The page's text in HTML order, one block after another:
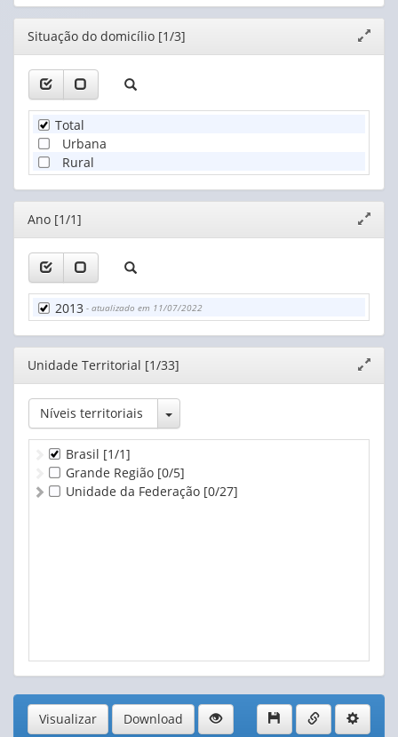
Editor
janela
Situação do domicílio [1/3]
Total
Urbana
Rural
Editor
janela
Ano [1/1]
2013 - atualizado em 11/07/2022
Editor
janela
Unidade Territorial [1/33]
Níveis territoriais Toggle Dropdown
Brasil [1/1]
Grande Região [0/5]
Unidade da Federação [0/27]
Visualizar Download